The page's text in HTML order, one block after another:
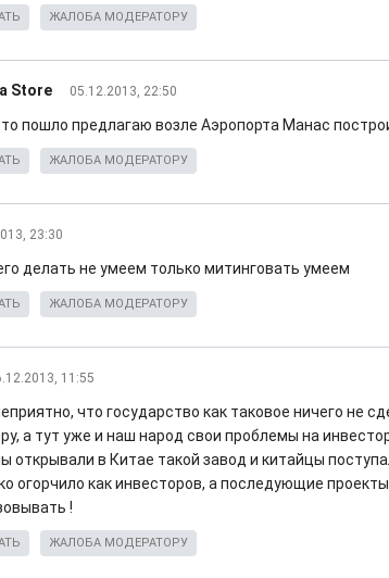
ЖАЛОБА МОДЕРАТОРУ
Store 05.12.2013, 22:50
пошло предлагаю возле Аэропорта Манас
ЖАЛОБА МОДЕРАТОРУ
23:30
делать не умеем только митинговать умеем
ЖАЛОБА МОДЕРАТОРУ
11:55
что государство как таковое ничего не
а тут уже и наш народ свои проблемы на
открывали в Китае такой завод и китайцы
огорчило как инвесторов, а последующие
!
ЖАЛОБА МОДЕРАТОРУ